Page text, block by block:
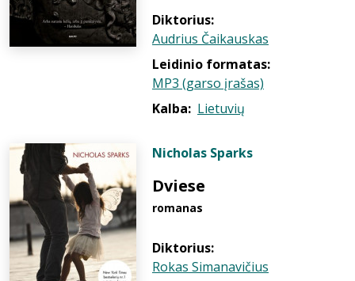
Diktorius:
Audrius Čaikauskas
Leidinio formatas:
MP3 (garso įrašas)
Kalba: Lietuvių
Nicholas Sparks
Dviese
romanas
Diktorius:
Rokas Simanavičius